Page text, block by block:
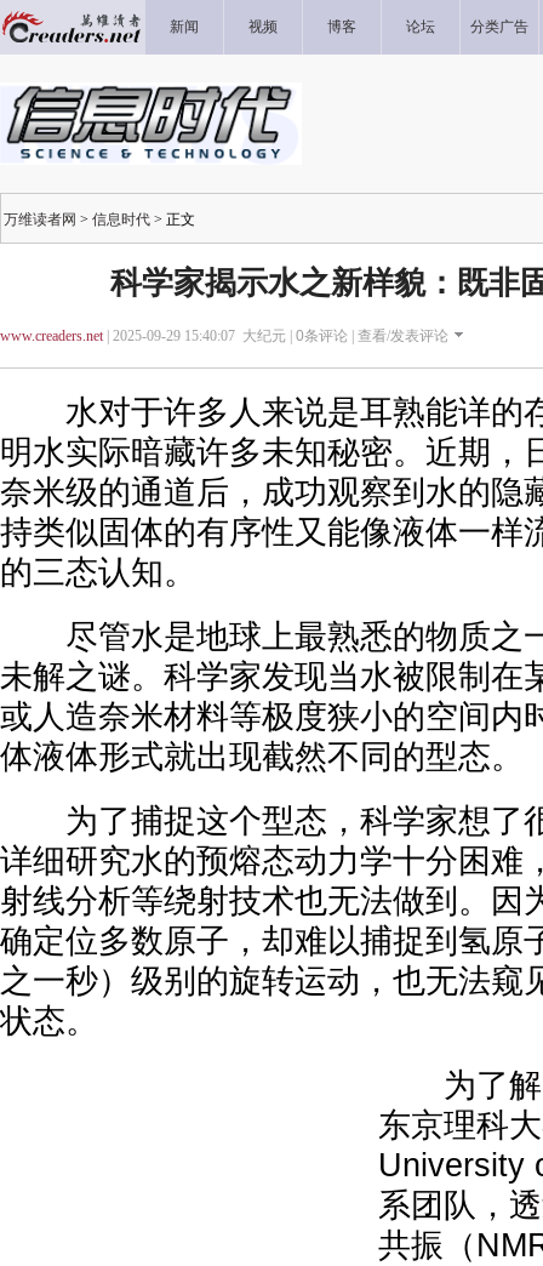
新闻 视频 博客 论坛 分类广告
万维读者网 > 信息时代 > 正文
科学家揭示水之新样貌：既非
www.creaders.net| 2025-09-29 15:40:07 大纪元 | 0条评论 | 查看/发表评论
水对于许多人来说是耳熟能详的
明水实际暗藏许多未知秘密。近期，
奈米级的通道后，成功观察到水的隐
持类似固体的有序性又能像液体一样
的三态认知。
尽管水是地球上最熟悉的物质之
未解之谜。科学家发现当水被限制在
或人造奈米材料等极度狭小的空间内
体液体形式就出现截然不同的型态。
为了捕捉这个型态，科学家想了
详细研究水的预熔态动力学十分困难
射线分析等绕射技术也无法做到。因
确定位多数原子，却难以捕捉到氢原
之一秒）级别的旋转运动，也无法窥
状态。
为了解
东京理科
University
系团队，
共振（